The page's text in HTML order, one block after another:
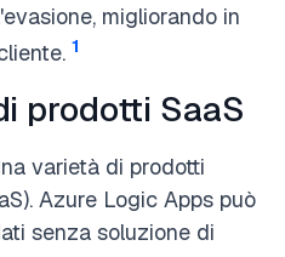
migliorando in
1
prodotti SaaS
varietà di prodotti
Azure Logic Apps può
senza soluzione di